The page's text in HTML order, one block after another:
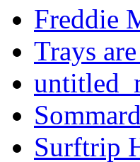
Freddie
Trays
Surftrip